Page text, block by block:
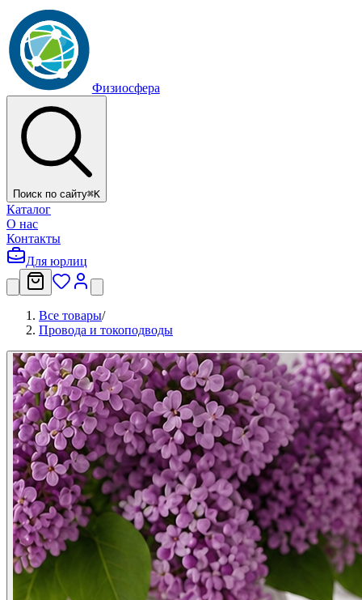
Физиосфера
Поиск по сайту⌘K
Каталог
О нас
Контакты
Для юрлиц
Все товары/
Провода и токоподводы